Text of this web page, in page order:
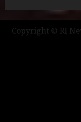
Copyright © RI